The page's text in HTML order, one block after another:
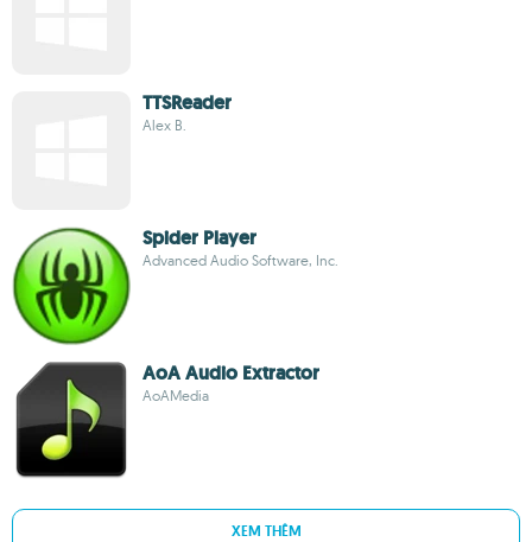
TTSReader
Alex B.
Spider Player
Advanced Audio Software, Inc.
AoA Audio Extractor
AoAMedia
XEM THÊM